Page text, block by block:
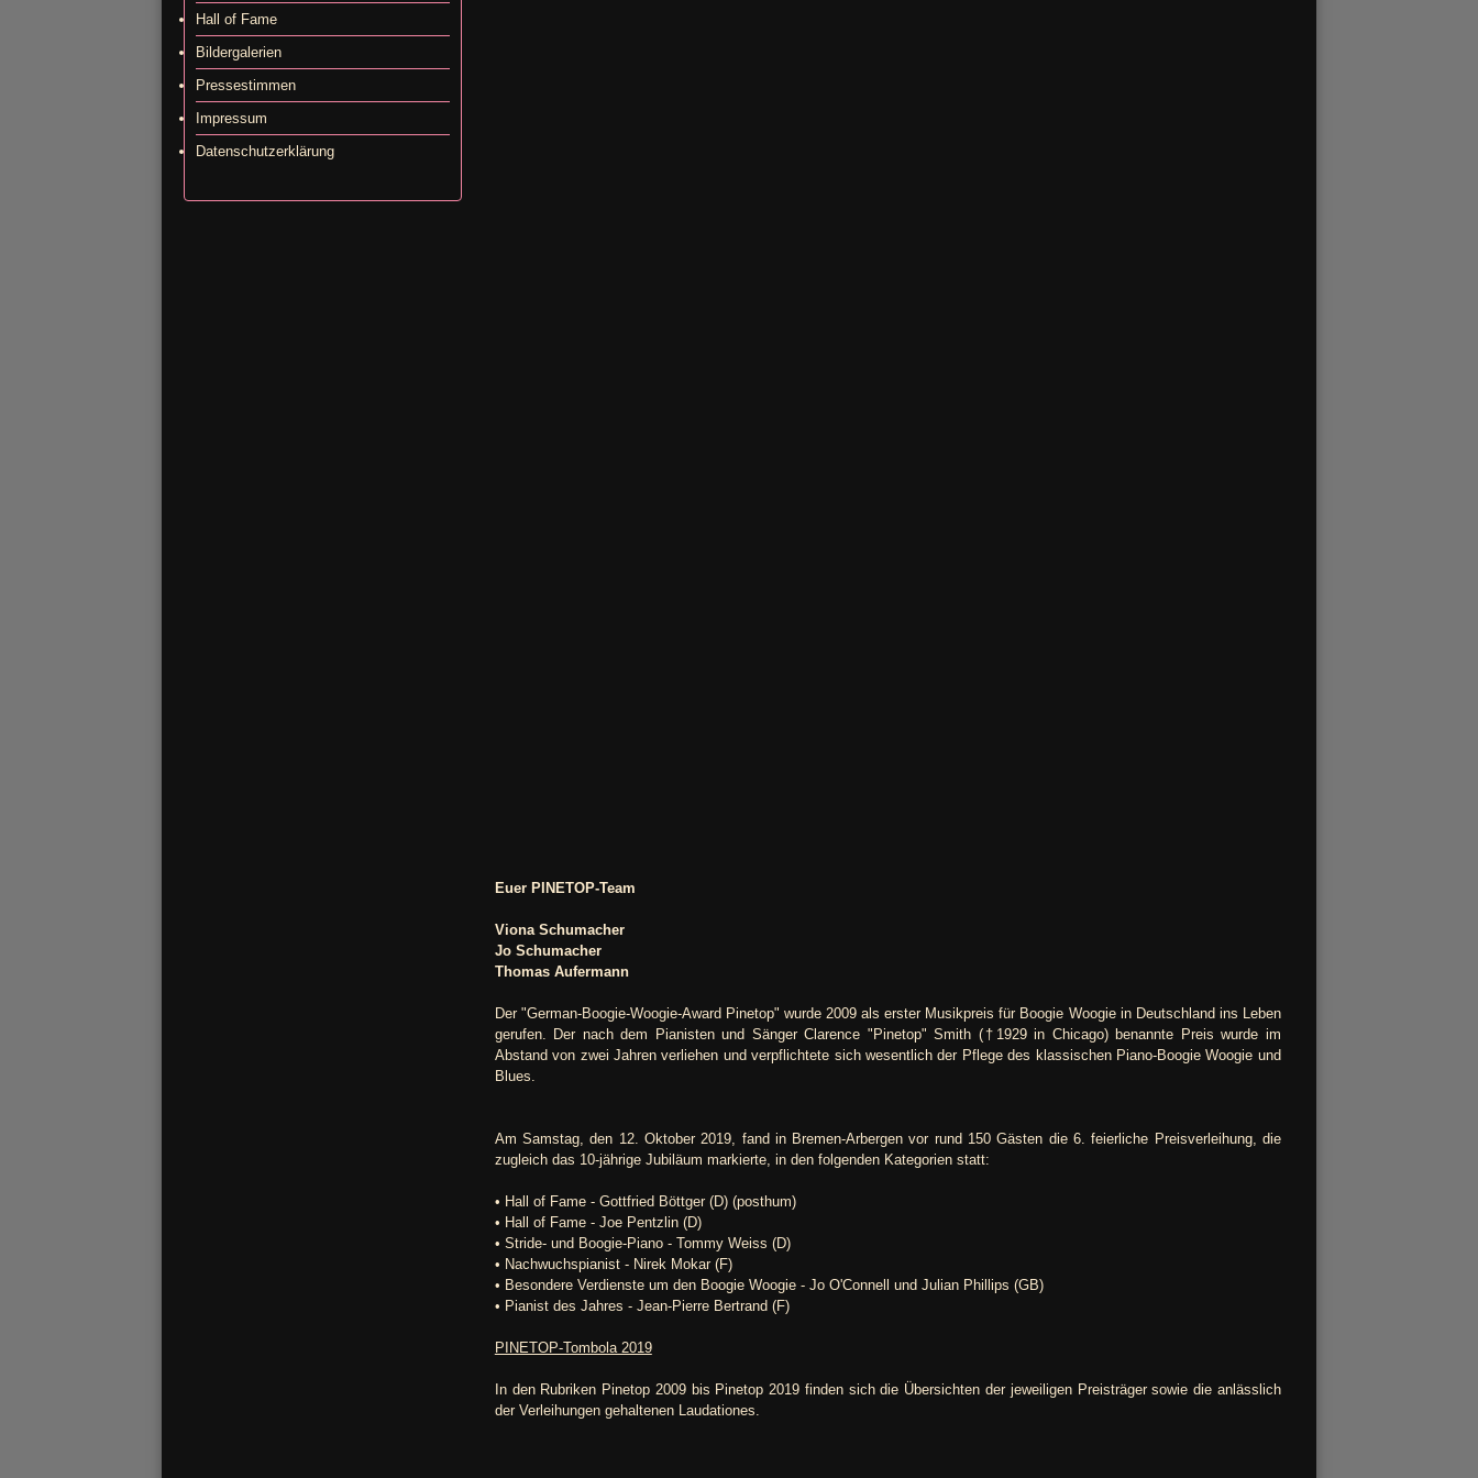
Hall of Fame
Bildergalerien
Pressestimmen
Impressum
Datenschutzerklärung
Euer PINETOP-Team
Viona Schumacher
Jo Schumacher
Thomas Aufermann
Der "German-Boogie-Woogie-Award Pinetop" wurde 2009 als erster Musikpreis für Boogie Woogie in Deutschland ins Leben
gerufen. Der nach dem Pianisten und Sänger Clarence "Pinetop" Smith (†1929 in Chicago) benannte Preis wurde im
Abstand von zwei Jahren verliehen und verpflichtete sich wesentlich der Pflege des klassischen Piano-Boogie Woogie und
Blues.
Am Samstag, den 12. Oktober 2019, fand in Bremen-Arbergen vor rund 150 Gästen die 6. feierliche Preisverleihung, die
zugleich das 10-jährige Jubiläum markierte, in den folgenden Kategorien statt:
• Hall of Fame - Gottfried Böttger (D) (posthum)
• Hall of Fame - Joe Pentzlin (D)
• Stride- und Boogie-Piano - Tommy Weiss (D)
• Nachwuchspianist - Nirek Mokar (F)
• Besondere Verdienste um den Boogie Woogie - Jo O'Connell und Julian Phillips (GB)
• Pianist des Jahres - Jean-Pierre Bertrand (F)
PINETOP-Tombola 2019
In den Rubriken Pinetop 2009 bis Pinetop 2019 finden sich die Übersichten der jeweiligen Preisträger sowie die anlässlich
der Verleihungen gehaltenen Laudationes.